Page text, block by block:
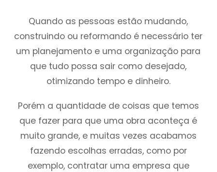
Quando as pessoas estão mudando,
construindo ou reformando é necessário ter
um planejamento e uma organização para
que tudo possa sair como desejado,
otimizando tempo e dinheiro.
Porém a quantidade de coisas que temos
que fazer para que uma obra aconteça é
muito grande, e muitas vezes acabamos
fazendo escolhas erradas, como por
exemplo, contratar uma empresa que